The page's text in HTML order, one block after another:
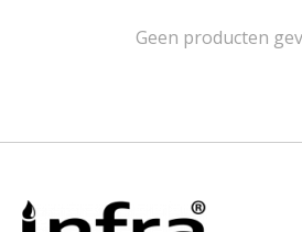
Geen producten